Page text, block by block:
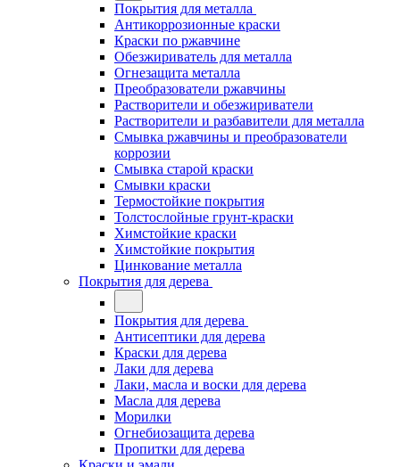
Покрытия для металла
Антикоррозионные краски
Краски по ржавчине
Обезжириватель для металла
Огнезащита металла
Преобразователи ржавчины
Растворители и обезжириватели
Растворители и разбавители для металла
Смывка ржавчины и преобразователи
коррозии
Смывка старой краски
Смывки краски
Термостойкие покрытия
Толстослойные грунт-краски
Химстойкие краски
Химстойкие покрытия
Цинкование металла
Покрытия для дерева
Покрытия для дерева
Антисептики для дерева
Краски для дерева
Лаки для дерева
Лаки, масла и воски для дерева
Масла для дерева
Морилки
Огнебиозащита дерева
Пропитки для дерева